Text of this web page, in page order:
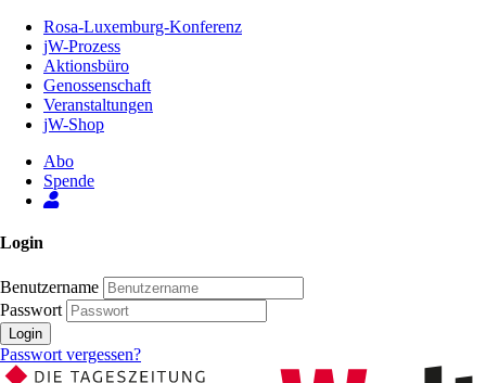
Inhalt
Seite
Rosa-Luxemburg-Konferenz
jW-Prozess
Aktionsbüro
Genossenschaft
Veranstaltungen
jW-Shop
Abo
Spende
Login
Benutzername
Passwort
Login
Passwort vergessen?